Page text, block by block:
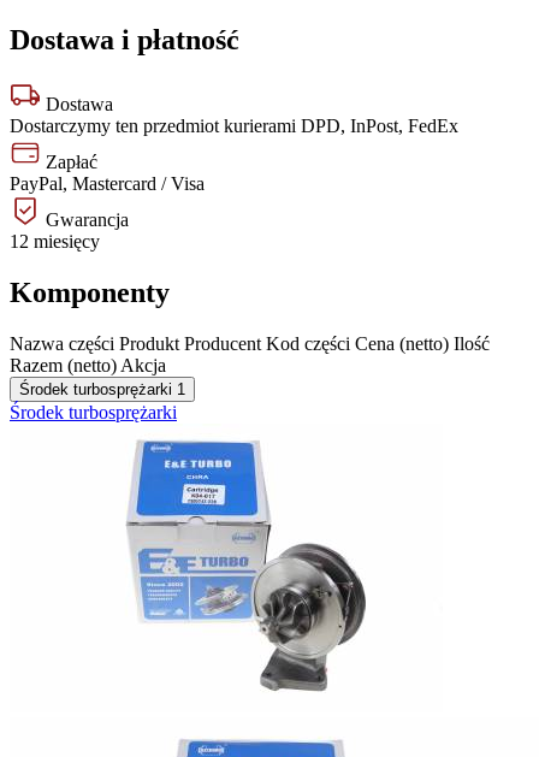
Dostawa i płatność
Dostawa
Dostarczymy ten przedmiot kurierami DPD, InPost, FedEx
Zapłać
PayPal, Mastercard / Visa
Gwarancja
12 miesięcy
Komponenty
Nazwa części Produkt Producent Kod części Cena (netto) Ilość
Razem (netto) Akcja
Środek turbosprężarki 1
Środek turbosprężarki